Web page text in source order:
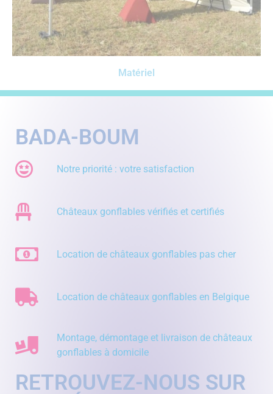
Matériel
BADA-BOUM
Notre priorité : votre satisfaction
Châteaux gonflables vérifiés et certifiés
Location de châteaux gonflables pas cher
Location de châteaux gonflables en Belgique
Montage, démontage et livraison de châteaux
gonflables à domicile
RETROUVEZ-NOUS SUR